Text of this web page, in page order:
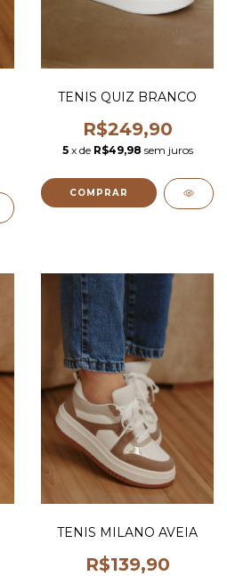
TENIS QUIZ BRANCO
R$249,90
5 x de R$49,98 sem juros
COMPRAR
TENIS MILANO AVEIA
R$139,90